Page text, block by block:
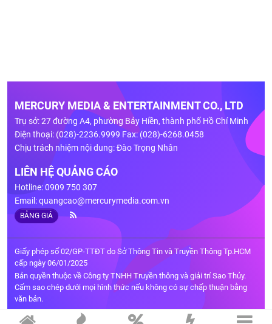
MERCURY MEDIA & ENTERTAINMENT CO., LTD
Trụ sở: 27 đường A4, phường Bảy Hiền, thành phố Hồ Chí Minh
Điện thoại: (028)-2236.9999 Fax: (028)-6268.0458
Chịu trách nhiệm nội dung: Đào Trọng Nhân
LIÊN HỆ QUẢNG CÁO
Hotline: 0909 750 307
Email:quangcao@mercurymedia.com.vn
BẢNG GIÁ
Giấy phép số 02/GP-TTĐT do Sở Thông Tin và Truyền Thông Tp.HCM
cấp ngày 06/01/2025
Bản quyền thuộc về Công ty TNHH Truyền thông và giải trí Sao Thủy.
Cấm sao chép dưới mọi hình thức nếu không có sự chấp thuận bằng
văn bản.